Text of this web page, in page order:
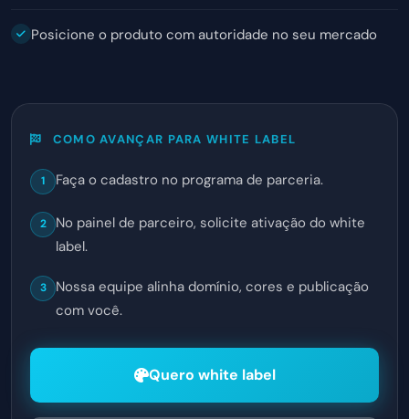
Posicione o produto com autoridade no seu mercado
COMO AVANÇAR PARA WHITE LABEL
1 Faça o cadastro no programa de parceria.
2
No painel de parceiro, solicite ativação do white
label.
3
Nossa equipe alinha domínio, cores e publicação
com você.
Quero white label